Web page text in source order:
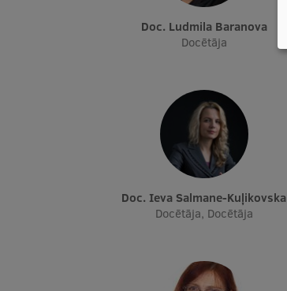
Doc. Ludmila Baranova
Docētāja
Doc. Ieva Salmane-Kuļikovska
Docētāja, Docētāja